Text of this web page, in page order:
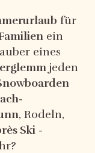
für
ein
eines
jeden
, Rodeln,
Ski -